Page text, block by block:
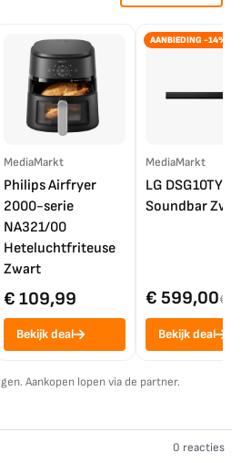
MediaMarkt
Philips Airfryer
2000-serie
NA321/00
Heteluchtfriteuse
Zwart
€ 109,99
Bekijk deal
AANBIEDING -14%
MediaMarkt
LG DSG10TY
Soundbar
€ 599,00€
Bekijk deal
Aankopen lopen via de partner.
0 reacties